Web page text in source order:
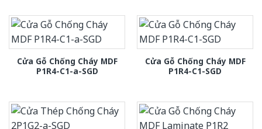
Cửa Gỗ Chống Cháy MDF
P1R4-C1-a-SGD
Cửa Gỗ Chống Cháy MDF
P1R4-C1-SGD